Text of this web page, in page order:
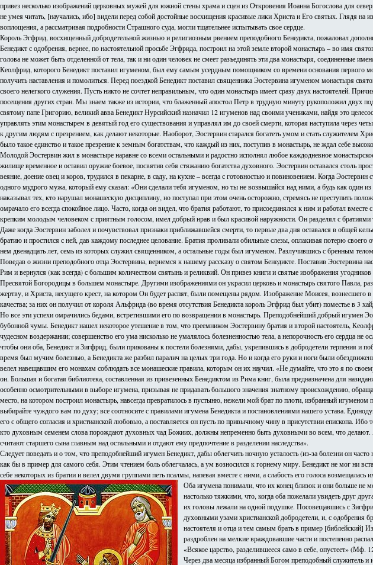
привез несколько изображений церковных мужей для южной стены храма и сцен из Откровения Иоанна Богослова для
не умея читать, [научались, ибо] видели перед собой достойные восхищения красивые лики Христа и Его святых. Глядя на
воплощения, а рассматривая подробности Страшного суда, могли тщательнее испытывать свое сердце.
Король Эгфрид, восхищенный добродетельной жизнью и религиозным рвением преподобного Бенедикта, пожаловал
Бенедикт с одобрения, вернее, по настоятельной просьбе Эгфрида, построил на этой земле второй монастырь – во имя
голова не может быть отделенной от тела, так и ни один человек не смеет разъединять эти два монастыря, соединенные
Кеолфрид, которого Бенедикт поставил игуменом, был ему самым усердным помощником со времени основания первого
получить наставления и помолиться. Перед поездкой Бенедикт поставил священника Эостервина игуменом монастыря
своего нелегкого служения. Пусть никто не сочтет неправильным, что один монастырь имеет сразу двух настоятелей.
посещения других стран. Мы знаем также из истории, что блаженный апостол Петр в трудную минуту рукоположил двух
святому папе Григорию, великий авва Бенедикт Нурсийский назначил 12 игуменов над своими учениками, найдя это
управлять этим монастырем в девятый год его существования и управлял им до своей смерти, которая наступила через
к другим людям с презрением, как делают некоторые. Наоборот, Эостервин старался богатеть умом и стать
было такое единство и такое презрение к земным богатствам, что каждый из них, поступив в монастырь, не ждал себе
Молодой Эостервин жил в монастыре наравне со всеми остальными и радостно исполнял любое каждодневное
жилище временное и оставил оружие боевое, посвятив себя стяжанию богатства духовного. Эостервин оставался столь
веяние, доение овец и коров, трудился в пекарне, в саду, на кухне – всегда с готовностью и повиновением. Когда
одного мудрого мужа, который ему сказал: «Они сделали тебя игуменом, но ты не возвышайся над ними, а будь как один
наказывал тех, кто нарушал монашескую дисциплину, но поступал при этом очень осторожно, стремясь не преступить
омрачало его всегда спокойное лицо. Часто, когда он видел, что братия работают, то присоединялся к ним и работал
крепким молодым человеком с приятным голосом, имел добрый нрав и был красивой наружности. Он разделял с братиями
Даже когда Эостервин заболел и почувствовал признаки приближавшейся смерти, то первые два дня оставался в общей
братию и простился с ней, дав каждому последнее целование. Братия проливали обильные слезы, оплакивая потерю
нем двенадцать лет, семь из которых служил священником, а остальные годы был игуменом. Разлучившись с бренным
Поведав о жизни преподобного отца Эостервина, вернемся к нашему рассказу о святом Бенедикте. Поставив
Рим и вернулся (как всегда) с большим количеством святынь и реликвий. Он привез книги и святые изображения
Пресвятой Богородицы в большем монастыре. Другими изображениями он украсил церковь и монастырь святого Павла,
жертву, и Христа, несущего крест, на котором Он будет распят, были помещены рядом. Изображение Моисея, вознесшего
качества; за них он получил от короля Альфрида (во время отсутствия Бенедикта король Эгфрид был убит) поместье в 3
Но все эти успехи омрачились бедами, встретившими его по возвращении в монастырь. Преподобнейший добрый игумен
бубонной чумы. Бенедикт нашел некоторое утешение в том, что преемником Эостервину братия и второй настоятель,
чудесном воздержании; совершенство его ума нисколько не умалялось болезненностью тела, а непорочность его сердца
чтобы они оба, Бенедикт и Зигфрид, были прикованы к постели болезнями, дабы, укрепившись в добродетели терпения и
время был мучим болезнью, а Бенедикта же разбил паралич на целых три года. Но и когда его руки и ноги были
велел навещавшим его монахам соблюдать все монашеские правила, которым он их научил. «Не думайте, что это я по
он. Большая и богатая библиотека, составленная из привезенных Бенедиктом из Рима книг, была предназначена для
особенно осмотрительными в выборе игумена, призывая не придавать большого значения знатному происхождению,
место, на котором построил монастырь, навсегда превратилось в пустыню, нежели мой брат по плоти, избранный
выбирайте чуждого вам по духу; все соотносите с правилами игумена Бенедикта и постановлениями нашего устава.
его с общего согласия и христианской любовью, а поставляется он пусть по привычному чину в присутствии епископа.
кто духовным семенем слова порождают духовных чад Божиих, должны непременно быть духовными во всем, что
считают старшего сына главным над остальными и отдают ему предпочтение в разделении наследства».
Следует поведать и о том, что преподобнейший игумен Бенедикт, дабы облегчить ночную усталость (из-за болезни он
как бы в пример для самого себя. Этим чтением боль облегчалась, а ум возносился к горнему миру. Бенедикт не мог ни
себе некоторых из братии и велел двумя группами петь псалмы, напевая вместе с ними, а слабость его голоса возмещалась
Оба игумена понимали, что их конец близок и они больше не
настолько тяжкими, что, когда оба пожелали увидеть друг
их головы лежали на одной подушке. Посовещавшись с
духовными узами христианской добродетели, и, с одобрения
настоятеля и отца и тем самым брать в пример [библейский]
раздроблен на мелкие враждовавшие части и постепенно
«Всякое царство, разделившееся само в себе, опустеет» (Мф.
Через два месяца избранный Богом преподобный служитель